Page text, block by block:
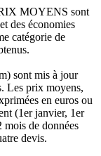
MOYENS sont
des économies
catégorie de
sont mis à jour
Les prix moyens,
en euros ou
(1er janvier, 1er
de données
devis.